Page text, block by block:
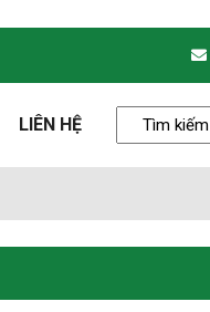
LIÊN HỆ